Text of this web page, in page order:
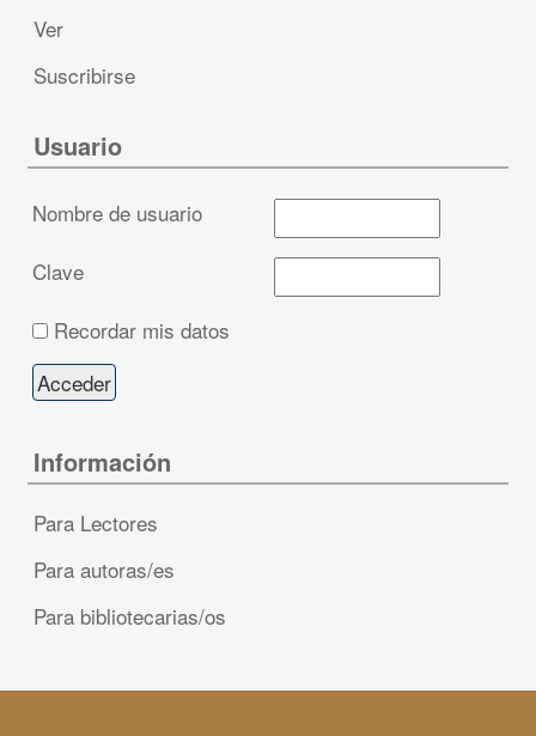
Ver
Suscribirse
Usuario
Nombre de usuario
Clave
Recordar mis datos
Información
Para Lectores
Para autoras/es
Para bibliotecarias/os